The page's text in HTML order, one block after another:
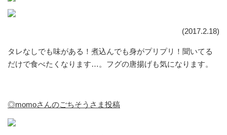
(2017.2.18)
タレなしでも味がある！煮込んでも身がプリプリ！聞いてる
だけで食べたくなります…。フグの唐揚げも気になります。
◎momoさんのごちそうさま投稿